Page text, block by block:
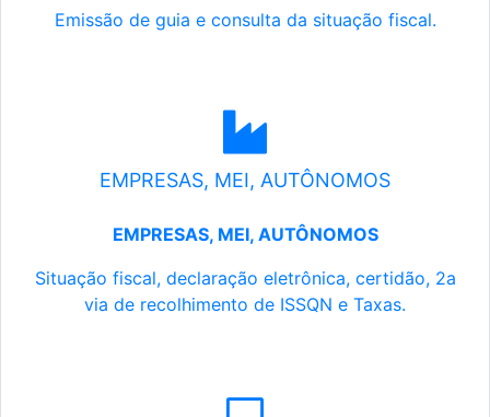
Emissão de guia e consulta da situação fiscal.
EMPRESAS, MEI, AUTÔNOMOS
EMPRESAS, MEI, AUTÔNOMOS
Situação fiscal, declaração eletrônica, certidão, 2a
via de recolhimento de ISSQN e Taxas.